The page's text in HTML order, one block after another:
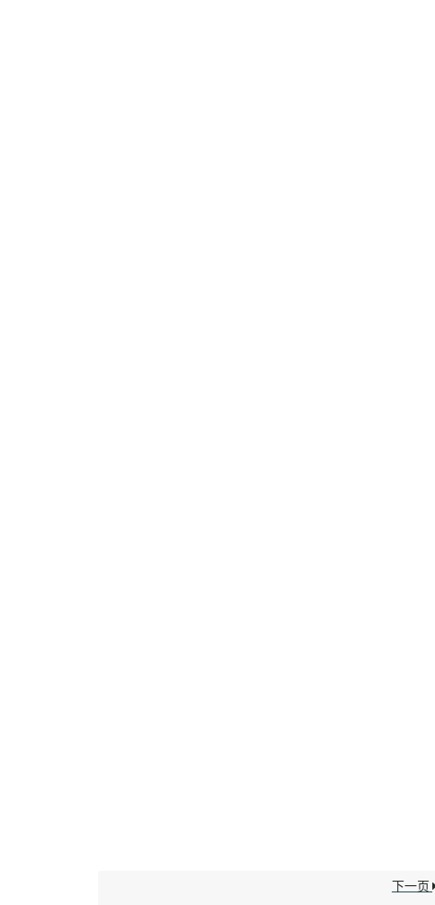
下一页